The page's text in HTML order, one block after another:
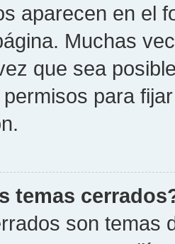
aparecen en el
Muchas
que sea
para
temas
son temas